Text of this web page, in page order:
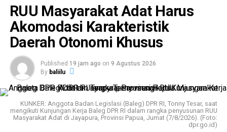
pekerja, pengusaha, dan pemerintah.
“Kami akan membantu menjadi jembatan untuk
menyampaikan poin-poin yang diharapkan dapat
diselesaikan bersama oleh rekan-rekan buruh dengan tim
di DPR, sehingga revisi undang-undang ini dapat
menghasilkan keseimbangan antara teman-teman
pengusaha, teman-teman buruh, serta peran pengawas
agar keseimbangan tersebut tetap terjaga,” ujar Kapolri.
RUU Masyarakat Adat Harus
Akomodasi Karakteristik
Daerah Otonomi Khusus
Published 19 jam ago on 9 Agustus 2026
By baliilu
KUNKER: Anggota Badan Legislasi (Baleg) DPR RI, Tonny Tesar, saat
mengikuti Kunjungan Kerja Baleg DPR RI dalam rangka penyusunan RUU
Masyarakat Adat di Jayapura, Provinsi Papua, Jumat (7/8/2026). (Foto:
dpr.go.id)